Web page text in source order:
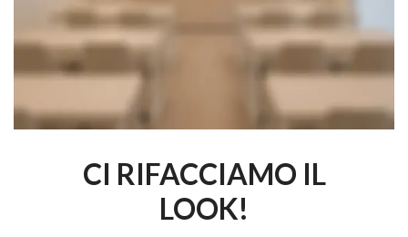
CI RIFACCIAMO IL
LOOK!